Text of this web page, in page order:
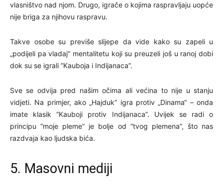
vlasništvo nad njom. Drugo, igrače o kojima raspravljaju uopće
nije briga za njihovu raspravu.
Takve osobe su previše slijepe da vide kako su zapeli u
„podijeli pa vladaj“ mentalitetu koji su preuzeli još u ranoj dobi
dok su se igrali “Kauboja i Indijanaca”.
Sve se odvija pred našim očima ali većina to nije u stanju
vidjeti. Na primjer, ako „Hajduk“ igra protiv „Dinama“ – onda
imate klasik “Kauboji protiv Indijanaca”. Uvijek se radi o
principu “moje pleme” je bolje od “tvog plemena”, što nas
razdvaja kao ljudska bića.
5. Masovni mediji